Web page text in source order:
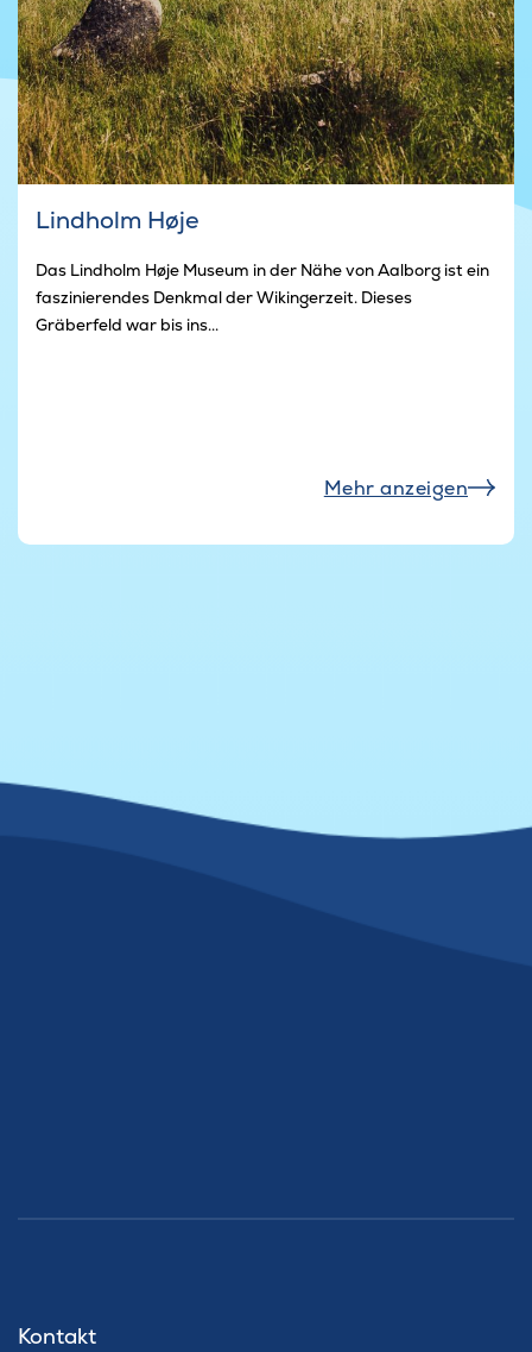
Lindholm Høje
Das Lindholm Høje Museum in der Nähe von Aalborg ist ein
faszinierendes Denkmal der Wikingerzeit. Dieses
Gräberfeld war bis ins...
Mehr anzeigen
Kontakt